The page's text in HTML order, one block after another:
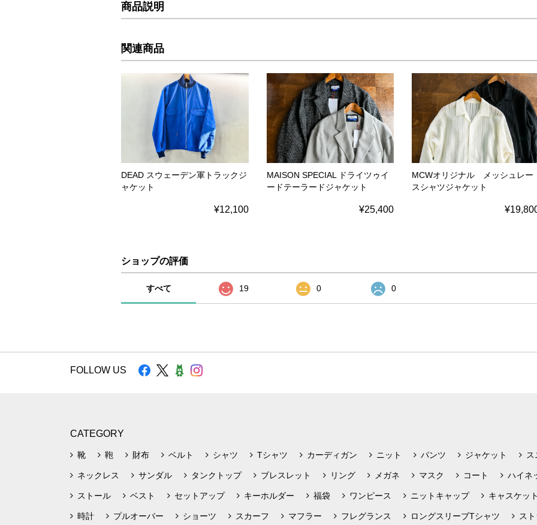
商品説明
関連商品
DEAD スウェーデン軍トラックジ
ャケット
¥12,100
MAISON SPECIAL ドライツゥイ
ードテーラードジャケット
¥25,400
MCWオリジナル メッシュレー
スシャツジャケット
ショップの評価
すべて 19 0 0
FOLLOW US
CATEGORY
靴 鞄 財布 ベルト シャツ Tシャツ カーディガン ニット パンツ ジャケット
ネックレス サンダル タンクトップ ブレスレット リング メガネ マスク コート ハイネ
ストール ベスト セットアップ キーホルダー 福袋 ワンピース ニットキャップ キャスケッ
時計 プルオーバー ショーツ スカーフ マフラー フレグランス ロングスリーブTシャツ ス